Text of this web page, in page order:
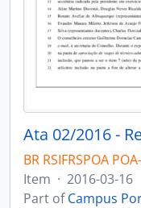
Ata 02/2016 -
BR RSIFRSPOA
Item · 2016-03-16
Part ofCampus